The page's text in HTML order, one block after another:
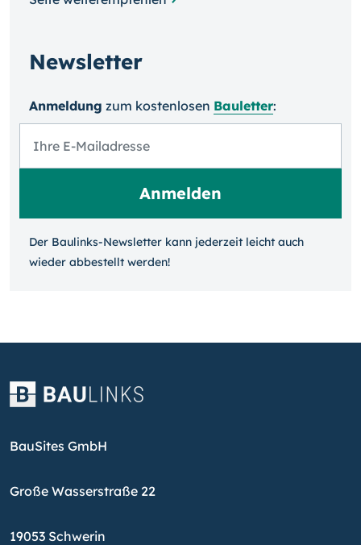
Newsletter
Anmeldung zum kosten­losen Bauletter:
Der Baulinks-Newsletter kann jeder­zeit leicht auch
wieder ab­bestellt werden!
BauSites GmbH
Große Wasserstraße 22
19053 Schwerin